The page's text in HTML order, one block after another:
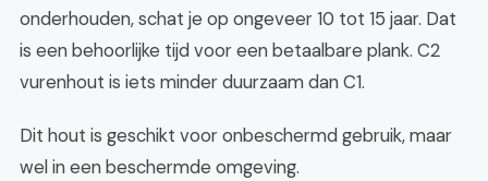
onderhouden, schat je op ongeveer 10 tot 15 jaar. Dat
is een behoorlijke tijd voor een betaalbare plank. C2
vurenhout is iets minder duurzaam dan C1.
Dit hout is geschikt voor onbeschermd gebruik, maar
wel in een beschermde omgeving.